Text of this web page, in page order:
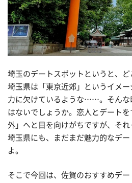
埼玉のデートスポットというと、ど
埼玉県は「東京近郊」というイメ
力に欠けているような……。そんな
はないでしょうか。恋人とデート
外」へと目を向けがちですが、そ
埼玉県にも、まだまだ魅力的なデ
よ。
そこで今回は、佐賀のおすすめデ